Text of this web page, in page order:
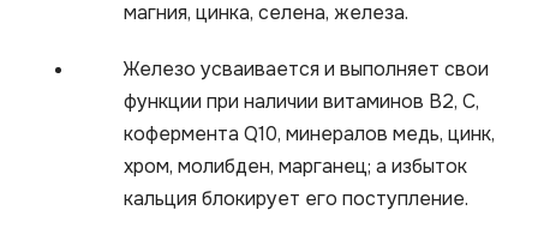
магния, цинка, селена, железа.
Железо усваивается и выполняет свои
функции при наличии витаминов В2, С,
кофермента Q10, минералов медь, цинк,
хром, молибден, марганец; а избыток
кальция блокирует его поступление.